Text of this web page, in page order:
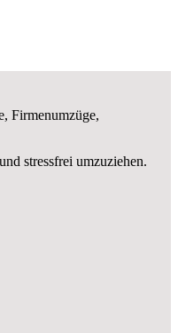
Firmenumzüge,
stressfrei umzuziehen.